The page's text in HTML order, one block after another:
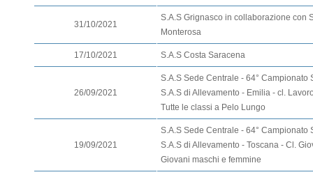
31/10/2021
S.A.S Grignasco in collaborazione con
Monterosa
17/10/2021 S.A.S Costa Saracena
26/09/2021
S.A.S Sede Centrale - 64° Campionato
S.A.S di Allevamento - Emilia - cl.
Tutte le classi a Pelo Lungo
19/09/2021
S.A.S Sede Centrale - 64° Campionato
S.A.S di Allevamento - Toscana - Cl.
Giovani maschi e femmine